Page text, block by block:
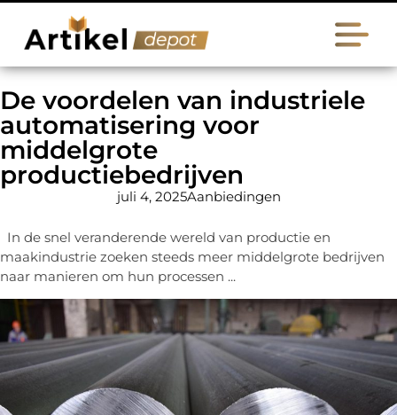
De voordelen van industriele
automatisering voor
middelgrote
productiebedrijven
juli 4, 2025Aanbiedingen
In de snel veranderende wereld van productie en
maakindustrie zoeken steeds meer middelgrote bedrijven
naar manieren om hun processen ...